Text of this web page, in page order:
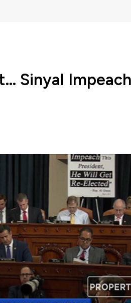
Sinyal
William Taylor dan George Kent
AS Donald Trump di depan
terhadap Ukraina untuk
Indonesia (Kamis, 14/11/2019)